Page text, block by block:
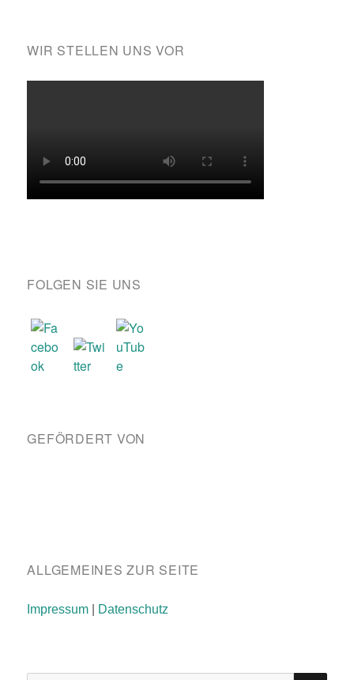
WIR STELLEN UNS VOR
FOLGEN SIE UNS
GEFÖRDERT VON
ALLGEMEINES ZUR SEITE
Impressum Datenschutz